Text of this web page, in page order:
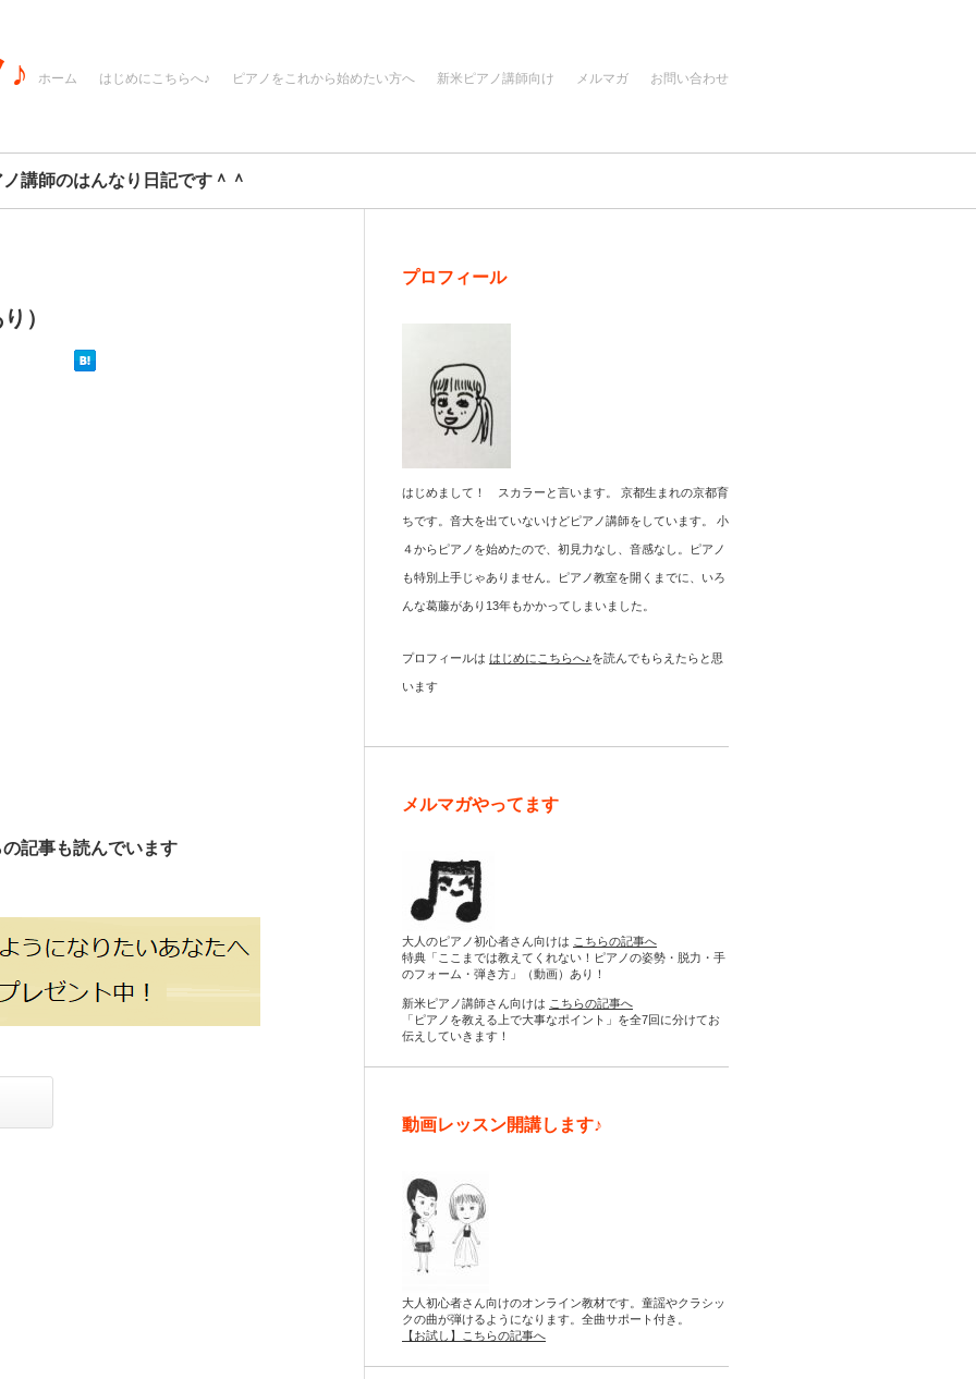
ホーム はじめにこちらへ♪ ピアノをこれから始めたい方へ 新米ピアノ講師向け メルマガ お問い合わせ
講師のはんなり日記です＾＾
）
記事も読んでいます
プロフィール
はじめまして！ スカラーと言います。 京都生まれの京都育
ちです。音大を出ていないけどピアノ講師をしています。 小
４からピアノを始めたので、初見力なし、音感なし。ピアノ
も特別上手じゃありません。ピアノ教室を開くまでに、いろ
んな葛藤があり13年もかかってしまいました。
プロフィールは はじめにこちらへ♪を読んでもらえたらと思
います
メルマガやってます
大人のピアノ初心者さん向けは こちらの記事へ
特典「ここまでは教えてくれない！ピアノの姿勢・脱力・手
のフォーム・弾き方」（動画）あり！
新米ピアノ講師さん向けは こちらの記事へ
「ピアノを教える上で大事なポイント」を全7回に分けてお
伝えしていきます！
動画レッスン開講します♪
大人初心者さん向けのオンライン教材です。童謡やクラシッ
クの曲が弾けるようになります。全曲サポート付き。
【お試し】こちらの記事へ